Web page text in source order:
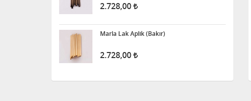
2.728,00
Marla Lak Aplik (Bakır)
2.728,00